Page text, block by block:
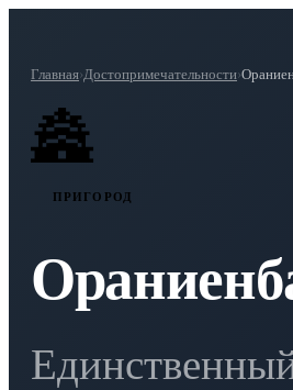
Главная›Достопримечательности›
🏯
ПРИГОРОД